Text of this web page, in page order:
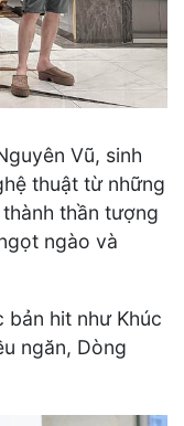
Vũ, sinh
thuật từ những
thần tượng
ngào và
bản hit như Khúc
ngăn, Dòng